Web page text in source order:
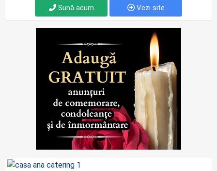
Sună acum Vezi site